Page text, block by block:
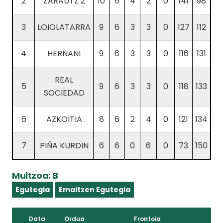
3 LOIOLATARRA 9 6 3 3 0 127 112
4 HERNANI 9 6 3 3 0 116 131
5
REAL
SOCIEDAD
9 6 3 3 0 118 133
6 AZKOITIA 8 6 2 4 0 121 134
7 PIÑA KURDIN 6 6 0 6 0 73 150
Multzoa: B
Egutegia Emaitzen Egutegia
Data Ordua Frontoia